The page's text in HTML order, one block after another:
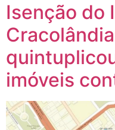
Isenção do
imóveis